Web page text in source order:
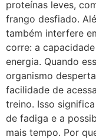
proteínas leves,
frango desfiado.
também interfere
corre: a
energia. Quando
organismo
facilidade de
treino. Isso
de fadiga e a
mais tempo. Por